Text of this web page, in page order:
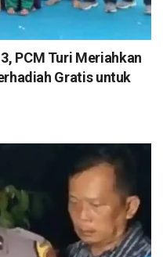
PCM Turi Meriahkan
Gratis untuk